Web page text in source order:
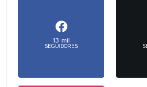
13 mil
SEGUIDORES